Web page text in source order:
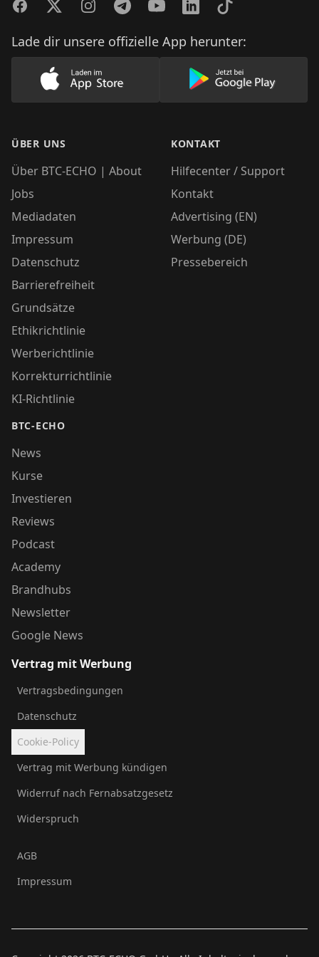
FacebookTwitterInstagramTelegramYouTubeLinkedInTikTok
Lade dir unsere offizielle App herunter:
Lade unsere App im AppStore herunter
Lade unsere
ÜBER UNS
Über BTC-ECHO | About
Jobs
Mediadaten
Impressum
Datenschutz
Barrierefreiheit
Grundsätze
Ethikrichtlinie
Werberichtlinie
Korrekturrichtlinie
KI-Richtlinie
BTC-ECHO
News
Kurse
Investieren
Reviews
Podcast
Academy
Brandhubs
Newsletter
Google News
KONTAKT
Hilfecenter / Support
Kontakt
Advertising (EN)
Werbung (DE)
Pressebereich
Vertrag mit Werbung
Vertragsbedingungen
Datenschutz
Cookie-Policy
Vertrag mit Werbung kündigen
Widerruf nach Fernabsatzgesetz
Widerspruch
AGB
Impressum